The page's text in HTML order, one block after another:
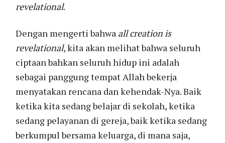
revelational.
Dengan mengerti bahwa all creation is
revelational, kita akan melihat bahwa seluruh
ciptaan bahkan seluruh hidup ini adalah
sebagai panggung tempat Allah bekerja
menyatakan rencana dan kehendak-Nya. Baik
ketika kita sedang belajar di sekolah, ketika
sedang pelayanan di gereja, baik ketika sedang
berkumpul bersama keluarga, di mana saja,